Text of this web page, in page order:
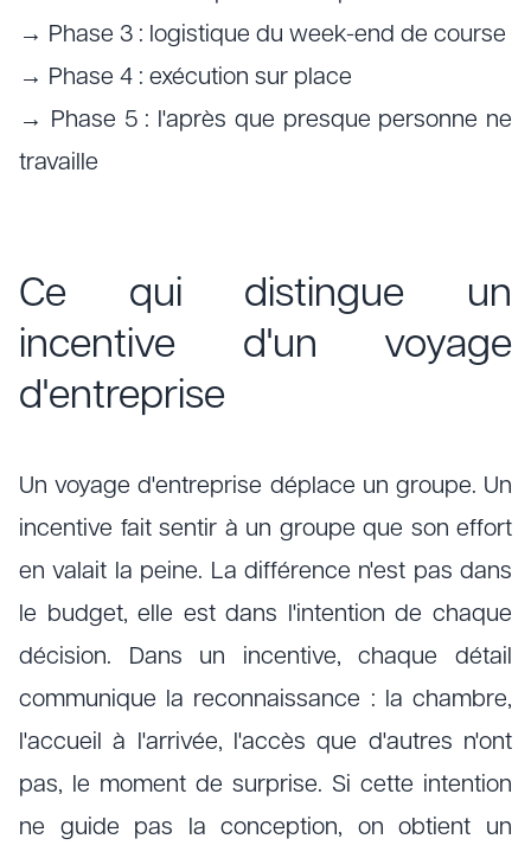
→ Phase 3 : logistique du week-end de course
→ Phase 4 : exécution sur place
→ Phase 5 : l'après que presque personne ne
travaille
Ce qui distingue un
incentive d'un voyage
d'entreprise
Un voyage d'entreprise déplace un groupe. Un
incentive fait sentir à un groupe que son effort
en valait la peine. La différence n'est pas dans
le budget, elle est dans l'intention de chaque
décision. Dans un incentive, chaque détail
communique la reconnaissance : la chambre,
l'accueil à l'arrivée, l'accès que d'autres n'ont
pas, le moment de surprise. Si cette intention
ne guide pas la conception, on obtient un